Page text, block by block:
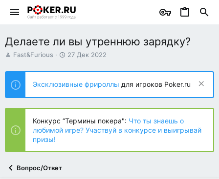
Делаете ли вы утреннюю зарядку?
А
т
о
р
т
е
ы
Fast&Furious
Д
т
н
а
ч
л
а
27 Дек 2022
Эксклюзивные фрироллы для игроков Poker.ru
Конкурс “Термины покера": Что ты знаешь о
любимой игре? Участвуй в конкурсе и выигрывай
призы!
Вопрос/Ответ